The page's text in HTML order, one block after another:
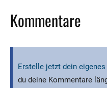
Kommentare
Erstelle jetzt dein
du deine Kommentare